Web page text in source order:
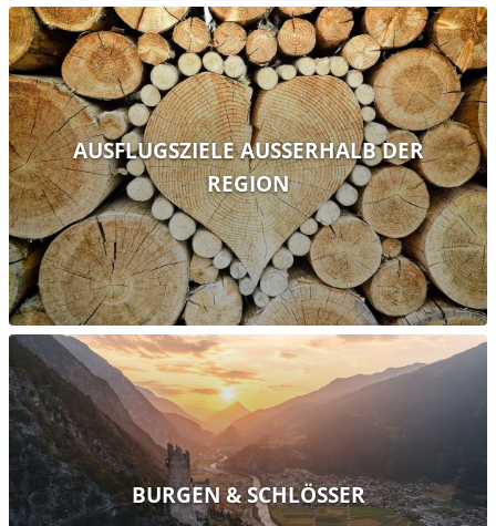
AUSFLUGSZIELE AUSSERHALB DER R
EGION
BURGEN & SCHLÖSSER